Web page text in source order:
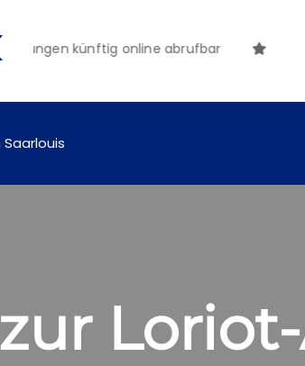
künftig online abrufbar
Saarlouis